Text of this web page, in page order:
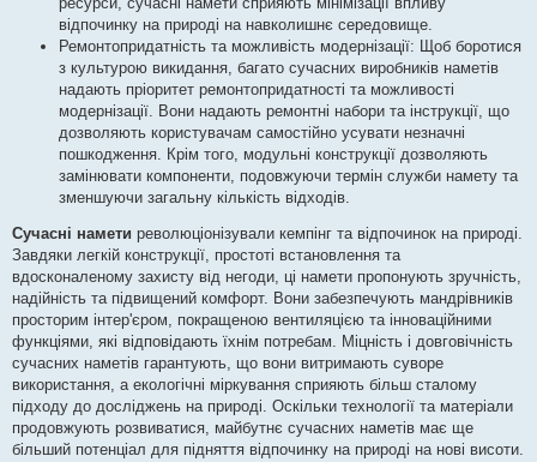
відпочинку на природі на навколишнє середовище.
Ремонтопридатність та можливість модернізації: Щоб боротися
з культурою викидання, багато сучасних виробників наметів
надають пріоритет ремонтопридатності та можливості
модернізації. Вони надають ремонтні набори та інструкції, що
дозволяють користувачам самостійно усувати незначні
пошкодження. Крім того, модульні конструкції дозволяють
замінювати компоненти, подовжуючи термін служби намету та
зменшуючи загальну кількість відходів.
Сучасні намети революціонізували кемпінг та відпочинок на природі.
Завдяки легкій конструкції, простоті встановлення та
вдосконаленому захисту від негоди, ці намети пропонують зручність,
надійність та підвищений комфорт. Вони забезпечують мандрівників
просторим інтер'єром, покращеною вентиляцією та інноваційними
функціями, які відповідають їхнім потребам. Міцність і довговічність
сучасних наметів гарантують, що вони витримають суворе
використання, а екологічні міркування сприяють більш сталому
підходу до досліджень на природі. Оскільки технології та матеріали
продовжують розвиватися, майбутнє сучасних наметів має ще
більший потенціал для підняття відпочинку на природі на нові висоти.